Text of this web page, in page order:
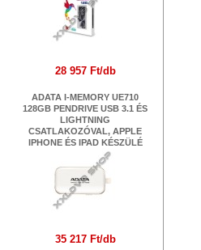
28 957 Ft/db
ADATA I-MEMORY UE710
128GB PENDRIVE USB 3.1 ÉS
LIGHTNING
CSATLAKOZÓVAL, APPLE
IPHONE ÉS IPAD KÉSZÜLÉ
35 217 Ft/db